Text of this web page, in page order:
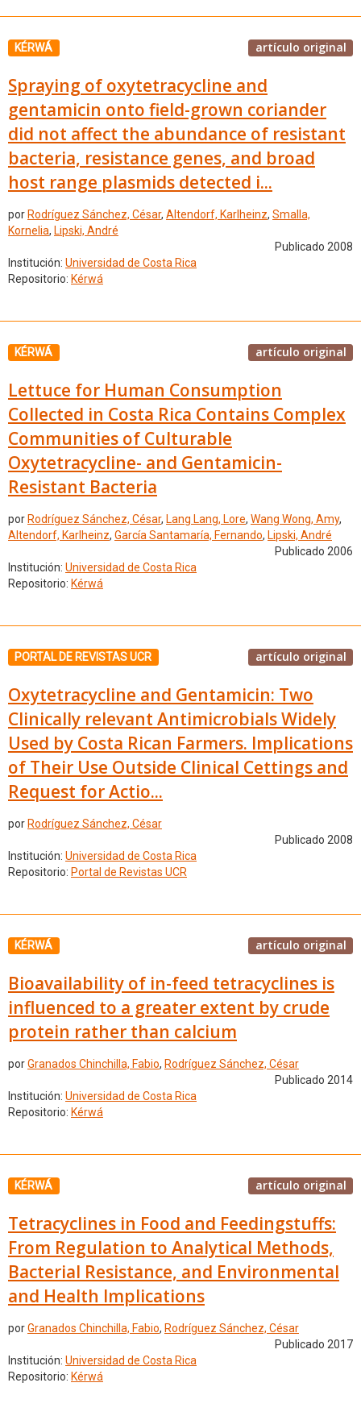
KÉRWÁ artículo original
Spraying of oxytetracycline and
gentamicin onto field-grown coriander
did not affect the abundance of resistant
bacteria, resistance genes, and broad
host range plasmids detected i...
por Rodríguez Sánchez, César, Altendorf, Karlheinz, Smalla,
Kornelia, Lipski, André
Publicado 2008
Institución: Universidad de Costa Rica
Repositorio: Kérwá
KÉRWÁ artículo original
Lettuce for Human Consumption
Collected in Costa Rica Contains Complex
Communities of Culturable
Oxytetracycline- and Gentamicin-
Resistant Bacteria
por Rodríguez Sánchez, César, Lang Lang, Lore, Wang Wong, Amy,
Altendorf, Karlheinz, García Santamaría, Fernando, Lipski, André
Publicado 2006
Institución: Universidad de Costa Rica
Repositorio: Kérwá
PORTAL DE REVISTAS UCR artículo original
Oxytetracycline and Gentamicin: Two
Clinically relevant Antimicrobials Widely
Used by Costa Rican Farmers. Implications
of Their Use Outside Clinical Cettings and
Request for Actio...
por Rodríguez Sánchez, César
Publicado 2008
Institución: Universidad de Costa Rica
Repositorio: Portal de Revistas UCR
KÉRWÁ artículo original
Bioavailability of in-feed tetracyclines is
influenced to a greater extent by crude
protein rather than calcium
porGranados Chinchilla, Fabio, Rodríguez Sánchez, César
Publicado 2014
Institución: Universidad de Costa Rica
Repositorio: Kérwá
KÉRWÁ artículo original
Tetracyclines in Food and Feedingstuffs:
From Regulation to Analytical Methods,
Bacterial Resistance, and Environmental
and Health Implications
porGranados Chinchilla, Fabio, Rodríguez Sánchez, César
Publicado 2017
Institución: Universidad de Costa Rica
Repositorio: Kérwá